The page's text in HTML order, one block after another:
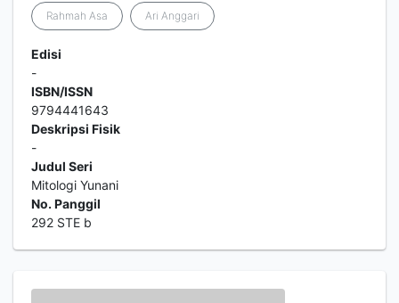
Rahmah Asa Ari Anggari
Edisi
-
ISBN/ISSN
9794441643
Deskripsi Fisik
-
Judul Seri
Mitologi Yunani
No. Panggil
292 STE b